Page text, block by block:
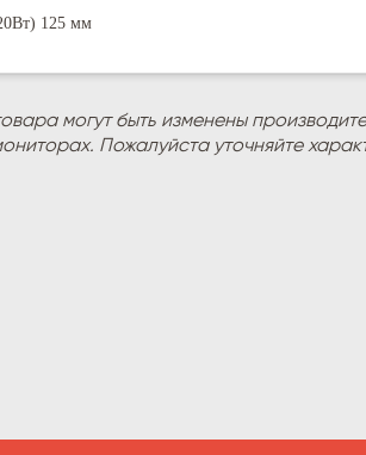
125 мм
могут быть изменены
Пожалуйста уточняйте